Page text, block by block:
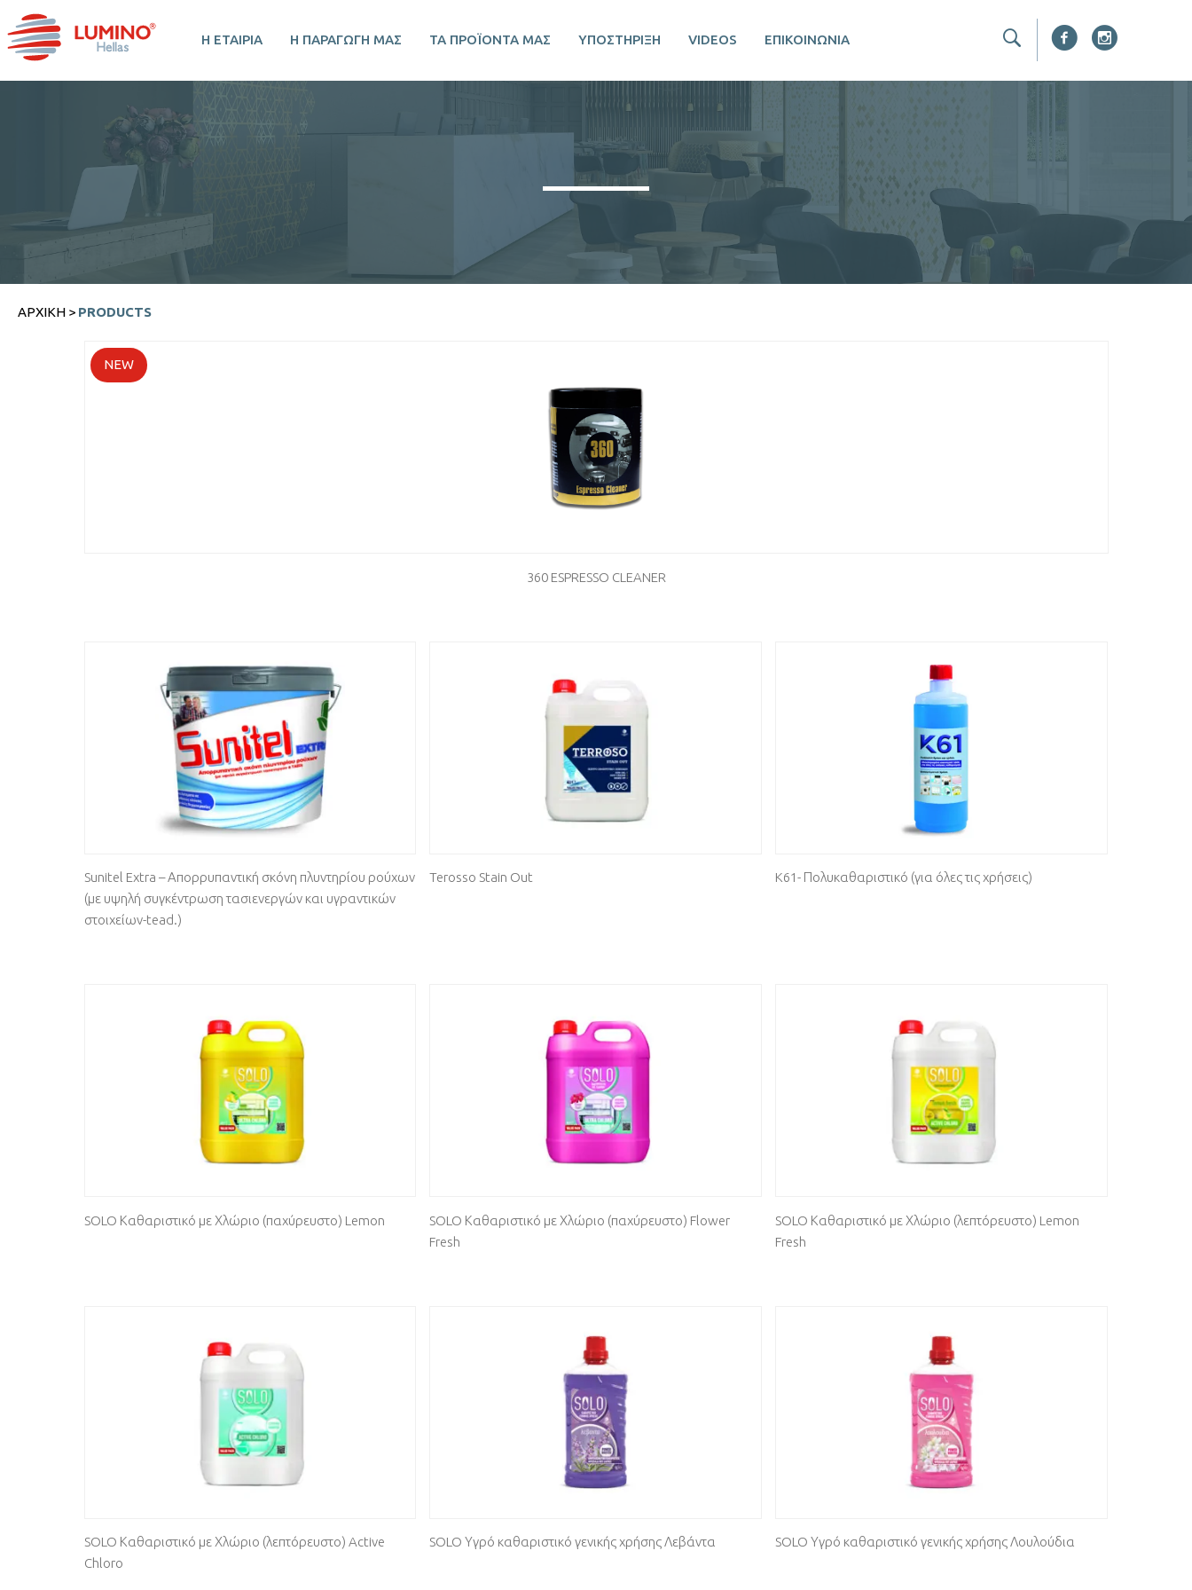
Η ΕΤΑΙΡΙΑ Η ΠΑΡΑΓΩΓΗ ΜΑΣ ΤΑ ΠΡΟΪΟΝΤΑ ΜΑΣ ΥΠΟΣΤΗΡΙΞΗ VIDEOS ΕΠΙΚΟΙΝΩΝΙΑ
ΑΡΧΙΚΉ > PRODUCTS
NEW
360 ESPRESSO CLEANER
Sunitel Extra – Απορρυπαντική σκόνη πλυντηρίου ρούχων
(με υψηλή συγκέντρωση τασιενεργών και υγραντικών
στοιχείων-tead.)
Terosso Stain Out K61- Πολυκαθαριστικό (για όλες τις χρήσεις)
SOLO Καθαριστικό με Χλώριο (παχύρευστο) Lemon
SOLO Καθαριστικό με Χλώριο (παχύρευστο) Flower
Fresh
SOLO Καθαριστικό με Χλώριο (λεπτόρευστο) Lemon
Fresh
SOLO Καθαριστικό με Χλώριο (λεπτόρευστο) Active
Chloro
SOLO Υγρό καθαριστικό γενικής χρήσης Λεβάντα SOLO Υγρό καθαριστικό γενικής χρήσης Λουλούδια